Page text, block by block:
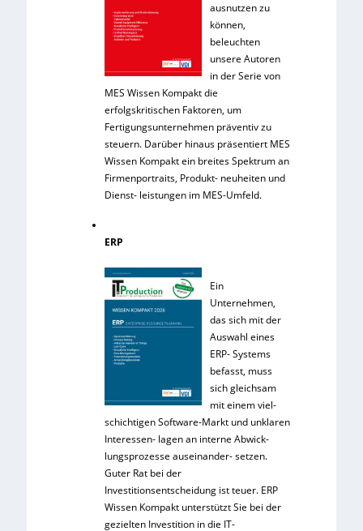
ausnutzen zu
können,
beleuchten
unsere Autoren
in der Serie von
MES Wissen Kompakt die
erfolgskritischen Faktoren, um
Fertigungsunternehmen präventiv zu
steuern. Darüber hinaus präsentiert MES
Wissen Kompakt ein breites Spektrum an
Firmenportraits, Produkt- neuheiten und
Dienst- leistungen im MES-Umfeld.
ERP
Ein
Unternehmen,
das sich mit der
Auswahl eines
ERP- Systems
befasst, muss
sich gleichsam
mit einem viel-
schichtigen Software-Markt und unklaren
Interessen- lagen an interne Abwick-
lungsprozesse auseinander- setzen.
Guter Rat bei der
Investitionsentscheidung ist teuer. ERP
Wissen Kompakt unterstützt Sie bei der
gezielten Investition in die IT-